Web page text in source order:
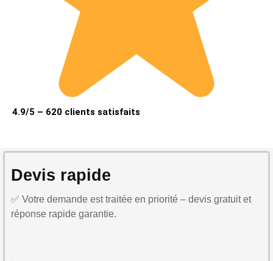
4.9/5 – 620 clients satisfaits
Devis rapide
✅ Votre demande est traitée en priorité – devis gratuit et
réponse rapide garantie.